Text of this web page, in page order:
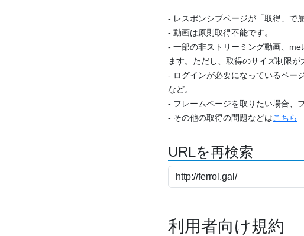
- レスポンシブページが「取得」で
- 動画は原則取得不能です。
- 一部の非ストリーミング動画、
ます。ただし、取得のサイズ制限
- ログインが必要になっているペー
など。
- フレームページを取りたい場合、
- その他の取得の問題などはこちら
URLを再検索
利用者向け規約